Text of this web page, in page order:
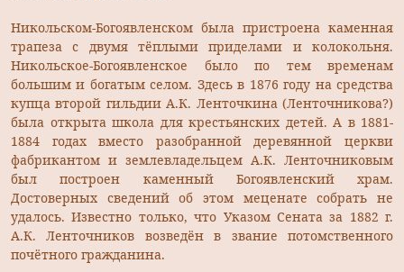
Никольском-Богоявленском была пристроена каменная
трапеза с двумя тёплыми приделами и колокольня.
Никольское-Богоявленское было по тем временам
большим и богатым селом. Здесь в 1876 году на средства
купца второй гильдии А.К. Ленточкина (Ленточникова?)
была открыта школа для крестьянских детей. А в 1881-
1884 годах вместо разобранной деревянной церкви
фабрикантом и землевладельцем А.К. Ленточниковым
был построен каменный Богоявленский храм.
Достоверных сведений об этом меценате собрать не
удалось. Известно только, что Указом Сената за 1882 г.
А.К. Ленточников возведён в звание потомственного
почётного гражданина.